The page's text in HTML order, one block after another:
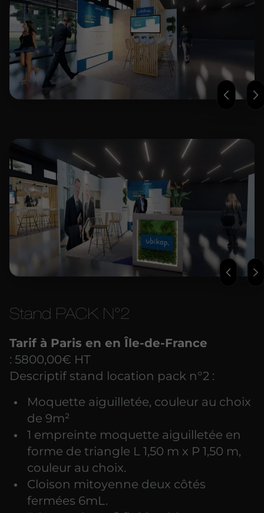
Stand PACK N°2
Tarif à Paris en en Île-de-France
: 5800,00€ HT
Descriptif stand location pack n°2 :
Moquette aiguilletée, couleur au choix
de 9m²
1 empreinte moquette aiguilletée en
forme de triangle L 1,50 m x P 1,50 m,
couleur au choix.
Cloison mitoyenne deux côtés
fermées 6mL.